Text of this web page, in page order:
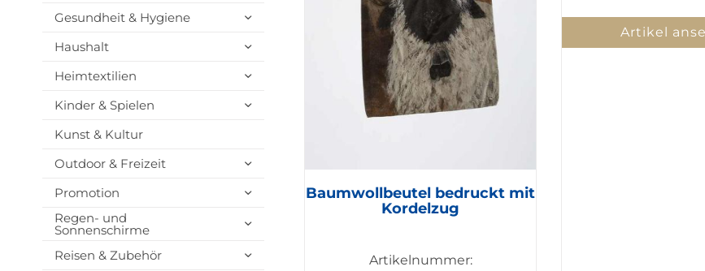
Gesundheit & Hygiene
Haushalt
Heimtextilien
Kinder & Spielen
Kunst & Kultur
Outdoor & Freizeit
Promotion
Regen- und
Sonnenschirme
Reisen & Zubehör
Baumwollbeutel bedruckt mit
Kordelzug
Artikelnummer:
Artikel